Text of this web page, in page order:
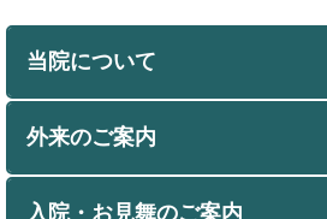
当院について
外来のご案内
入院・お見舞のご案内